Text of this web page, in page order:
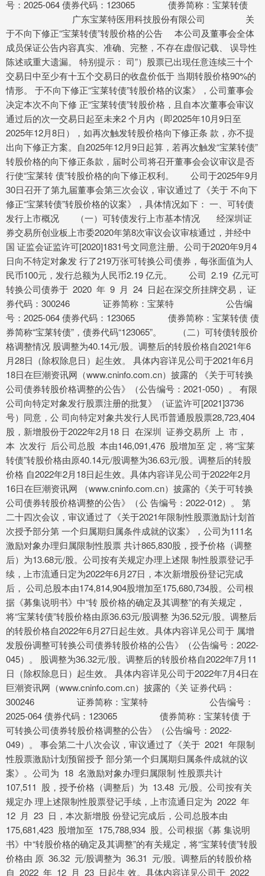
号：2025-064 债券代码：123065 债券简称：宝莱转债
广东宝莱特医用科技股份有限公司 关
于不向下修正“宝莱转债”转股价格的公告 本公司及董事会全体
成员保证公告内容真实、准确、完整，不存在虚假记载、 误导性
陈述或重大遗漏。 特别提示： 司”）股票已出现任意连续三十个
交易日中至少有十五个交易日的收盘价低于 当期转股价格90%的
情形。 于不向下修正“宝莱转债”转股价格的议案》，公司董事会
决定本次不向下修 正“宝莱转债”转股价格，且自本次董事会审议
通过后的次一交易日起至未来2 个月内（即2025年10月9日至
2025年12月8日），如再次触发转股价格向下修正条 款，亦不提
出向下修正方案。自2025年12月9日起算，若再次触发“宝莱转债”
转股价格的向下修正条款，届时公司将召开董事会会议审议是否
行使“宝莱转 债”转股价格的向下修正权利。 公司于2025年9月
30日召开了第九届董事会第三次会议，审议通过了《关于 不向下
修正“宝莱转债”转股价格的议案》，具体情况如下： 一、可转债
发行上市概况 （一）可转债发行上市基本情况 经深圳证
券交易所创业板上市委2020年第8次审议会议审核通过，并经中
国 证监会证监许可[2020]1831号文同意注册。公司于2020年9月4
日向不特定对象发 行了219万张可转换公司债券，每张面值为人
民币100元，发行总额为人民币2.19 亿元。 公司 2.19 亿元可
转换公司债券于 2020 年 9 月 24 日起在深交所挂牌交易， 证
券代码：300246 证券简称：宝莱特 公告编
号：2025-064 债券代码：123065 债券简称：宝莱转债 债
券简称“宝莱转债”，债券代码“123065”。 （二）可转债转股价
格调整情况 股调整为40.14元/股。调整后的转股价格自2021年6
月28日（除权除息日）起生效。 具体内容详见公司于2021年6月
18日在巨潮资讯网（www.cninfo.com.cn）披露的 《关于可转换
公司债券转股价格调整的公告》（公告编号：2021-050）。 有限
公司向特定对象发行股票注册的批复》（证监许可[2021]3736
号）同意，公 司向特定对象共发行人民币普通股股票28,723,404
股，新增股份于2022年2月18 日 在深圳 证券交易所 上 市，
本 次发行 后公司总股 本由146,091,476 股增加至 定，将“宝莱
转债”转股价格由原40.14元/股调整为36.63元/股。调整后的转股
价格 自2022年2月18日起生效。具体内容详见公司于2022年2月
16日在巨潮资讯网 （www.cninfo.com.cn）披露的《关于可转换
公司债券转股价格调整的公告》（公 告编号：2022-012）。 第
二十四次会议，审议通过了《关于2021年限制性股票激励计划首
次授予部分第 一个归属期归属条件成就的议案》，公司为111名
激励对象办理归属限制性股票 共计865,830股，授予价格（调整
后）为13.68元/股。公司按有关规定办理上述限 制性股票登记手
续，上市流通日定为2022年6月27日，本次新增股份登记完成
后， 公司总股本由174,814,904股增加至175,680,734股。公司根
据《募集说明书》中“转 股价格的确定及其调整”的有关规定，
将“宝莱转债”转股价格由原36.63元/股调整 为36.52元/股。调整后
的转股价格自2022年6月27日起生效。具体内容详见公司于 属增
发股份调整可转换公司债券转股价格的公告》（公告编号：2022-
045）。 股调整为36.32元/股。调整后的转股价格自2022年7月11
日（除权除息日）起生效。 具体内容详见公司于2022年7月4日在
巨潮资讯网（www.cninfo.com.cn）披露的《关 证券代码：
300246 证券简称：宝莱特 公告编号：
2025-064 债券代码：123065 债券简称：宝莱转债 于
可转换公司债券转股价格调整的公告》（公告编号：2022-
049）。 事会第二十八次会议，审议通过了《关于 2021 年限制
性股票激励计划预留授予 部分第一个归属期归属条件成就的议
案》。公司为 18 名激励对象办理归属限制 性股票共计
107,511 股，授予价格（调整后）为 13.48 元/股。公司按有关
规定办 理上述限制性股票登记手续，上市流通日定为 2022 年
12 月 23 日，本次新增股 份登记完成后，公司总股本由
175,681,423 股增加至 175,788,934 股。公司根据《募 集说明
书》中“转股价格的确定及其调整”的有关规定，将“宝莱转债”转股
价格由 原 36.32 元/股调整为 36.31 元/股。调整后的转股价格
自 2022 年 12 月 23 日起生 效。具体内容详见公司于 2022